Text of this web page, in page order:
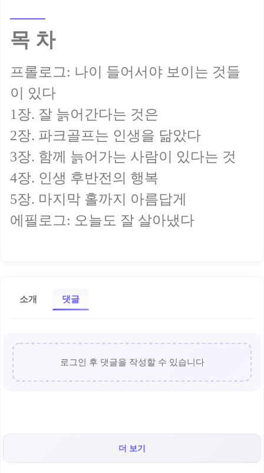
목 차
프롤로그: 나이 들어서야 보이는 것들
이 있다
1장. 잘 늙어간다는 것은
2장. 파크골프는 인생을 닮았다
3장. 함께 늙어가는 사람이 있다는 것
4장. 인생 후반전의 행복
5장. 마지막 홀까지 아름답게
에필로그: 오늘도 잘 살아냈다
소개 댓글
로그인 후 댓글을 작성할 수 있습니다
더 보기